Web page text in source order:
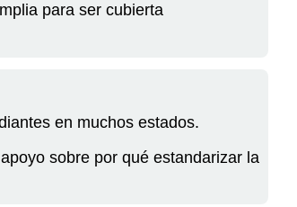
para ser cubierta
en muchos estados.
sobre por qué estandarizar la